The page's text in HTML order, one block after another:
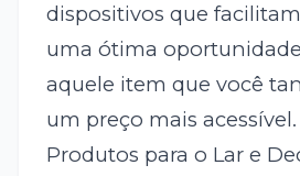
dispositivos que
uma ótima
aquele item que você
um preço mais acessível.
Produtos para o Lar e